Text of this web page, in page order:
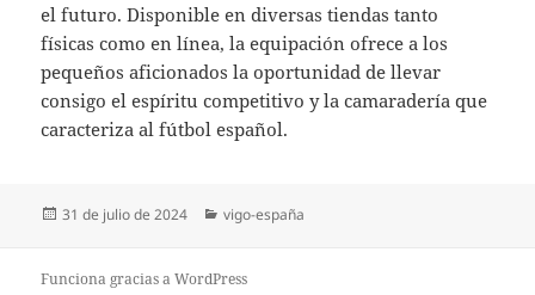
el futuro. Disponible en diversas tiendas tanto
físicas como en línea, la equipación ofrece a los
pequeños aficionados la oportunidad de llevar
consigo el espíritu competitivo y la camaradería que
caracteriza al fútbol español.
Publicado
31 de julio de 2024 Categorías
vigo-españa
Funciona gracias a WordPress